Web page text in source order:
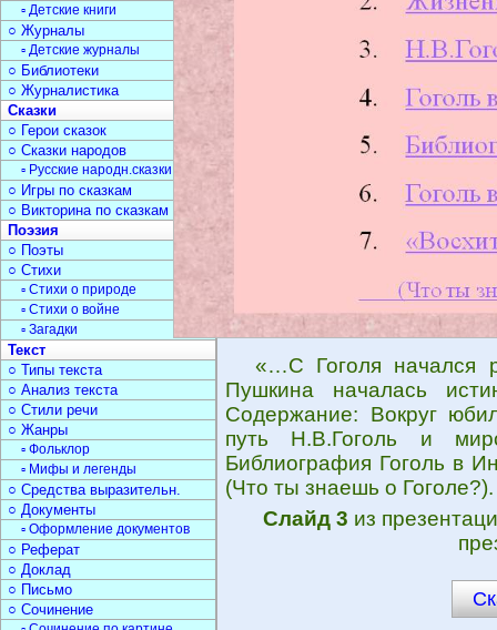
«…С Гоголя начался
Пушкина началась
Содержание: Вокруг
путь Н.В.Гоголь и
Библиография Гоголь в
(Что ты знаешь о Гоголе?).
Слайд 3 из
▫ Детские книги
○ Журналы
▫ Детские журналы
○ Библиотеки
○ Журналистика
Сказки
○ Герои сказок
○ Сказки народов
▫ Русские народн.сказки
○ Игры по сказкам
○ Викторина по сказкам
Поэзия
○ Поэты
○ Стихи
▫ Стихи о природе
▫ Стихи о войне
▫ Загадки
Текст
○ Типы текста
○ Анализ текста
○ Стили речи
○ Жанры
▫ Фольклор
▫ Мифы и легенды
○ Средства выразительн.
○ Документы
▫ Оформление документов
○ Реферат
○ Доклад
○ Письмо
○ Сочинение